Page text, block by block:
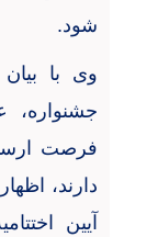
شود.
وی با
جشنواره،
فرصت
دارند،
آیین